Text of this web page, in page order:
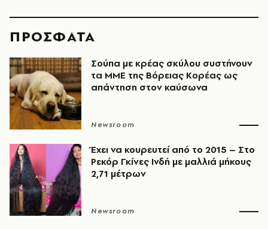
ΠΡΟΣΦΑΤΑ
Σούπα με κρέας σκύλου συστήνουν
τα ΜΜΕ της Βόρειας Κορέας ως
απάντηση στον καύσωνα
Newsroom
Έχει να κουρευτεί από το 2015 – Στο
Ρεκόρ Γκίνες Ινδή με μαλλιά μήκους
2,71 μέτρων
Newsroom